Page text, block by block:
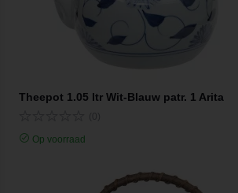
Theepot 1.05 ltr Wit-Blauw patr. 1 Arita
Op voorraad